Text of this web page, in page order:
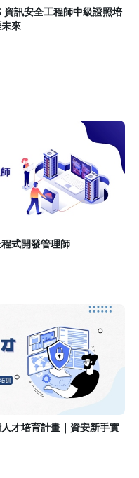
資訊安全工程師中級證照培
來
程式開發管理師
人才培育計畫｜資安新手實